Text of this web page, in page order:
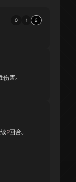
0 1 2
害。
2回合。